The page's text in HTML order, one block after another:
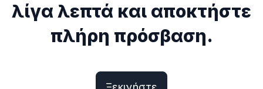
λίγα λεπτά και αποκτήστε
πλήρη πρόσβαση.